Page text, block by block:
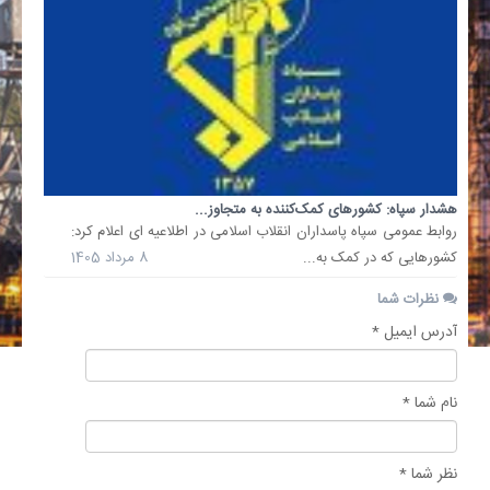
هشدار سپاه: کشورهای کمک‌کننده به متجاوز...
روابط عمومی سپاه پاسداران انقلاب اسلامی در اطلاعیه ای اعلام کرد:
کشورهایی که در کمک به...
8 مرداد 1405
نظرات شما
آدرس ایمیل *
نام شما *
نظر شما *